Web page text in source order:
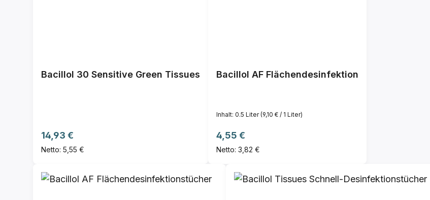
Bacillol 30 Sensitive Green Tissues
Regulärer Preis:
14,93 €
Netto: 5,55 €
Bacillol AF Flächendesinfektion
Inhalt: 0.5 Liter(9,10 € / 1 Liter)
Regulärer Preis:
4,55 €
Netto: 3,82 €